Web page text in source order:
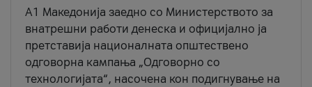
A1 Македонија заедно со Министерството за
внатрешни работи денеска и официјално ја
претставија националната општествено
одговорна кампања „Одговорно со
технологијата“, насочена кон подигнување на